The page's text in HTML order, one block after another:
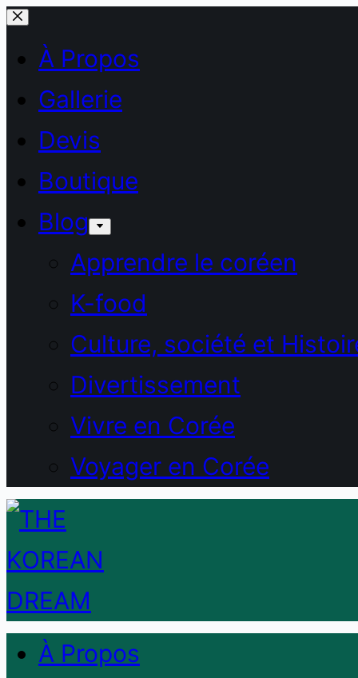
Passer
contenuÀ Propos
Gallerie
Devis
Boutique
Blog
Apprendre le coréen
K-food
Culture, société et
Divertissement
Vivre en Corée
Voyager en Corée
À Propos